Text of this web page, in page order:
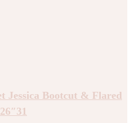
Jessica Bootcut & Flared